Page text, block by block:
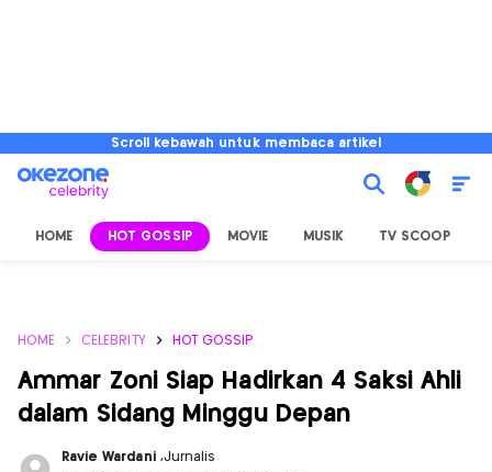
Scroll kebawah untuk membaca artikel
HOME HOT GOSSIP MOVIE MUSIK TV SCOOP
HOME CELEBRITY HOT GOSSIP
Ammar Zoni Siap Hadirkan 4 Saksi Ahli
dalam Sidang Minggu Depan
Ravie Wardani ,Jurnalis